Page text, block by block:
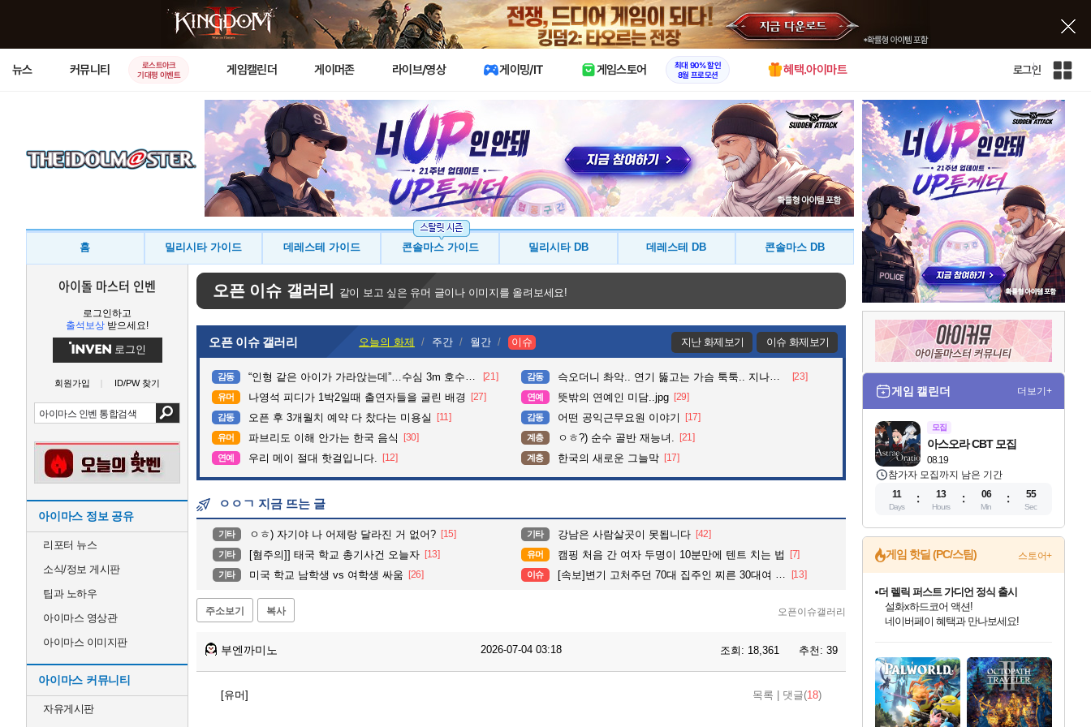
X
뉴스 커뮤니티
로스트아크
기대평 이벤트
게임캘린더 게이머존 라이브/영상 게이밍/IT 게임스토어
최대 90% 할인
8월 프로모션
혜택.아이마트 로그인
인
전
사
이
트
홈 밀리시타 가이드 데레스테 가이드 콘솔마스 가이드 밀리시타 DB 데레스테 DB 콘솔마스 DB
아이돌 마스터 인벤
로그인하고
출석보상 받으세요!
로그인
회원가입 ID/PW 찾기
아이마스 정보 공유
리포터 뉴스
소식/정보 게시판
팁과 노하우
아이마스 영상관
아이마스 이미지판
아이마스 커뮤니티
자유게시판
오픈 이슈 갤러리 같이 보고 싶은 유머 글이나 이미지를 올려보세요!
오픈 이슈 갤러리 오늘의 화제 주간 월간 이슈 지난 화제보기 이슈 화제보기
감동 “인형 같은 아이가 가라앉는데”…수심 3m 호수 뛰어든 60대 의인 [21] 감동 슥오더니 촤악.. 연기 뚫고는 가슴 툭툭.. 지나가던 아재의 정체 [23]
유머 나영석 피디가 1박2일때 출연자들을 굴린 배경 [27] 연예 뜻밖의 연예인 미담..jpg [29]
감동 오픈 후 3개월치 예약 다 찼다는 미용실 [11] 감동 어떤 공익근무요원 이야기 [17]
유머 파브리도 이해 안가는 한국 음식 [30] 계층 ㅇㅎ?) 순수 골반 재능녀. [21]
연예 우리 메이 절대 핫걸입니다. [12] 계층 한국의 새로운 그늘막 [17]
ㅇㅇㄱ 지금 뜨는 글
기타 ㅇㅎ) 자기야 나 어제랑 달라진 거 없어? [15] 기타 강남은 사람살곳이 못됩니다 [42]
기타 [혐주의]] 태국 학교 총기사건 오늘자 [13] 유머 캠핑 처음 간 여자 두명이 10분만에 텐트 치는 법 [7]
기타 미국 학교 남학생 vs 여학생 싸움 [26] 이슈 [속보]변기 고처주던 70대 집주인 찌른 30대여 검거ㆍ [13]
주소보기 복사 오픈이슈갤러리
부엔까미노 2026-07-04 03:18 조회: 18,361 추천: 39
[유머] 목록 댓글(18)
게임 캘린더 더보기+
모집
08.19
아스오라 CBT 모집
참가자 모집까지 남은 기간
11
Days
13
Hours
06
Min
54
Sec
게임 핫딜 (PC/스팀) 스토어+
최대 90% 할인가를 만나보세요!
네이버혜택과 함께 만나보세요!
50%할인&추가 적립까지!
네이버 포인트 혜택까지!
이니&베니 혜택까지!
네이버 혜택가와 함께 예약하세요!
할인&네이버혜택으로 만나보세요!
더 렐릭 퍼스트 가디언 정식 출시
설화x하드코어 액션!
네이버페이 혜택과 만나보세요!
40주년 프로모션으로 만나보세요!
할인가에 만나보세요!
일부 에디션 상시 할인!
혜택으로 예약 판매 중
편안하게 충전하세요